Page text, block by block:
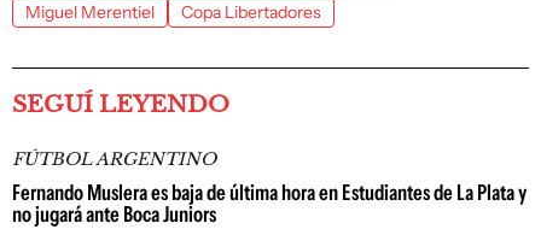
Miguel Merentiel
Copa Libertadores
SEGUÍ LEYENDO
FÚTBOL ARGENTINO
Fernando Muslera es baja de última hora en Estudiantes de La Plata y
no jugará ante Boca Juniors